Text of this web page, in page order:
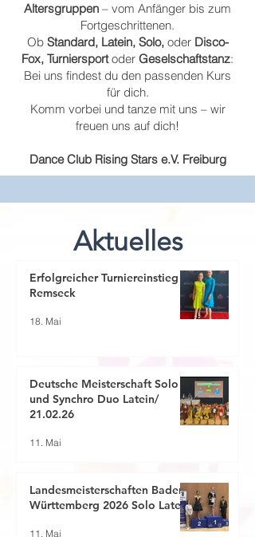
Altersgruppen – vom Anfänger bis zum
Fortgeschrittenen.
Ob Standard, Latein, Solo,oder Disco-
Fox, Turniersportoder Geselschaftstanz:
Bei uns findest du den passenden Kurs
für dich.
Komm vorbei und tanze mit uns – wir
freuen uns auf dich!
Dance Club Rising Stars e.V. Freiburg
Aktuelles
Erfolgreicher Turniereinstieg in
Remseck
18. Mai
Deutsche Meisterschaft Solo
und Synchro Duo Latein/
21.02.26
11. Mai
Landesmeisterschaften Baden-
Württemberg 2026 Solo Latein
11. Mai